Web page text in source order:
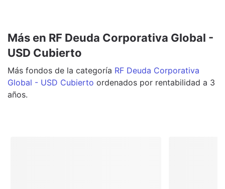
Más en RF Deuda Corporativa Global -
USD Cubierto
Más fondos de la categoría RF Deuda Corporativa
Global - USD Cubierto ordenados por rentabilidad a 3
años.